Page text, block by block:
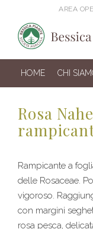
AREA
HOME CHI
Rosa
Rampicante a
delle Rosaceae.
vigoroso.
con margini
rosa pesca,